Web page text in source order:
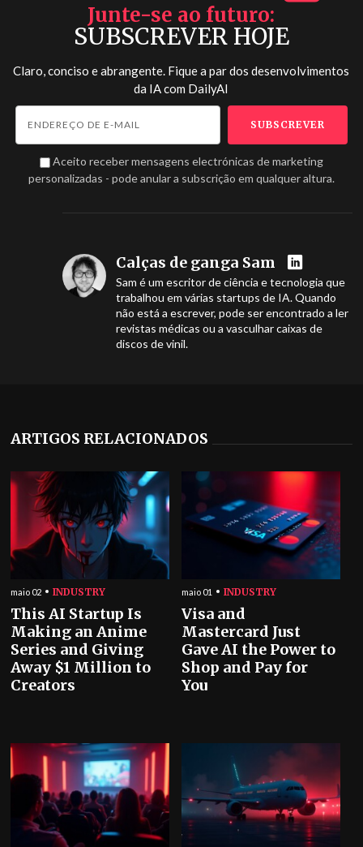
Junte-se ao futuro
SUBSCREVER HOJE
Claro, conciso e abrangente. Fique a par dos desenvolvimentos
da IA com DailyAI
Aceito receber mensagens electrónicas de marketing
personalizadas - pode anular a subscrição em qualquer altura.
Calças de ganga Sam
Sam é um escritor de ciência e tecnologia que
trabalhou em várias startups de IA. Quando
não está a escrever, pode ser encontrado a ler
revistas médicas ou a vasculhar caixas de
discos de vinil.
ARTIGOS RELACIONADOS
maio 02 INDUSTRY
This AI Startup Is
Making an Anime
Series and Giving
Away $1 Million to
Creators
maio 01 INDUSTRY
Visa and
Mastercard Just
Gave AI the Power to
Shop and Pay for
You